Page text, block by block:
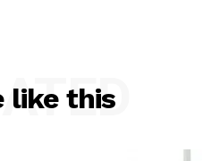
like this